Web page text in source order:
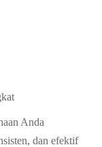
Anda
dan efektif